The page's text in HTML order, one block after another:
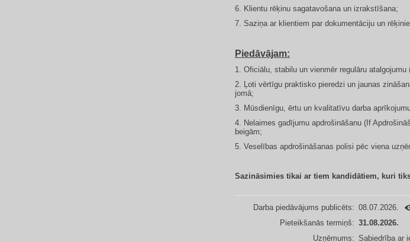
6. Klientu rēķinu sagatavošana un izrakstīšana;
7. Saziņa ar klientiem par dokumentāciju un
Piedāvājam:
1. Oficiālu, stabilu un vienmēr regulāru
2. Ļoti vērtīgu praktisko pieredzi un jaunas
jomā;
3. Mūsdienīgu, ērtu un kvalitatīvu darba
4. Nelaimes gadījumu apdrošināšanu (If
beigām;
5. Veselības apdrošināšanas polisi pēc viena
Sazināsimies tikai ar tiem kandidātiem, kuri
Darba piedāvājums publicēts: 08.07.2026.
Pieteikšanās termiņš: 31.08.2026.
Uzņēmums: Sabiedrība ar